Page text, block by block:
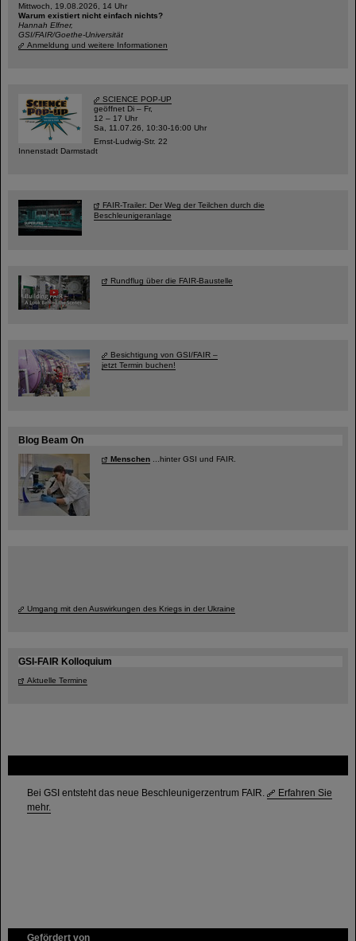
Bei GSI entsteht das neue Beschleunigerzentrum FAIR.
Erfahren Sie
mehr.
Gefördert von
Mittwoch, 19.08.2026, 14 Uhr
Warum existiert nicht einfach nichts?
Hannah Elfner,
GSI/FAIR/Goethe-Universität
Anmeldung und weitere Informationen
SCIENCE POP-UP
geöffnet Di – Fr,
12 – 17 Uhr
Sa, 11.07.26, 10:30-16:00 Uhr
Ernst-Ludwig-Str. 22
Innenstadt Darmstadt
FAIR-Trailer: Der Weg der Teilchen durch die
Beschleunigeranlage
Rundflug über die FAIR-Baustelle
Besichtigung von GSI/FAIR –
jetzt Termin buchen!
Blog Beam On
Menschen ...hinter GSI und FAIR.
Umgang mit den Auswirkungen des Kriegs in der Ukraine
GSI-FAIR Kolloquium
Aktuelle Termine